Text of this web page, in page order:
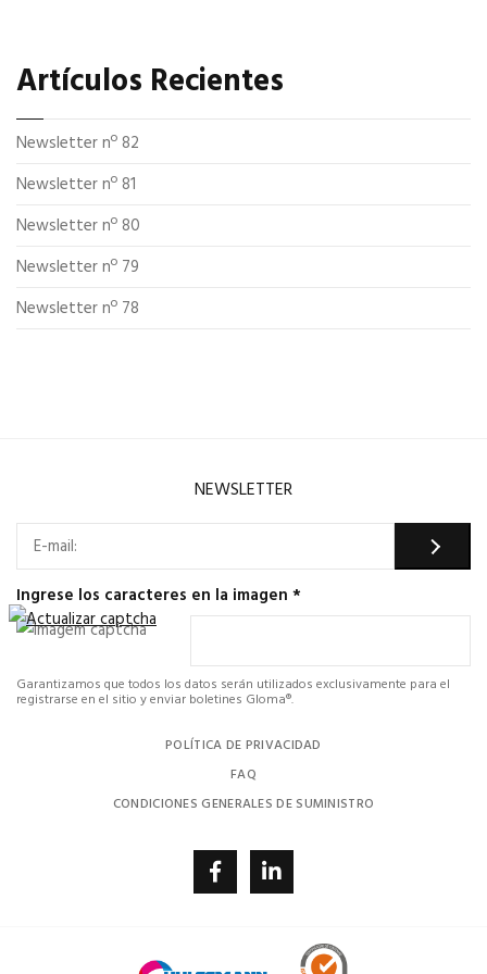
Artículos Recientes
Newsletter nº 82
Newsletter nº 81
Newsletter nº 80
Newsletter nº 79
Newsletter nº 78
NEWSLETTER
Ingrese los caracteres en la imagen *
Garantizamos que todos los datos serán utilizados exclusivamente para el
registrarse en el sitio y enviar boletines Gloma®.
POLÍTICA DE PRIVACIDAD
FAQ
CONDICIONES GENERALES DE SUMINISTRO